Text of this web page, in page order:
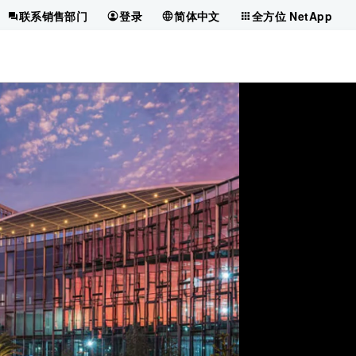
联系销售部门 登录 简体中文 全方位 NetApp